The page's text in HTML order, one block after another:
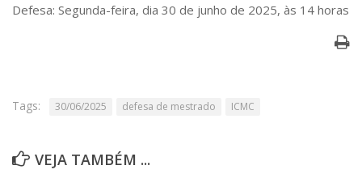
Projetos, Programas e Cursos
Apoio ao Estudante
RH, Administrativo e Financeiro
Outros serviços
Defesa: Segunda-feira, dia 30 de junho de 2025, às 14 horas
Tags: 30/06/2025 defesa de mestrado ICMC
VEJA TAMBÉM ...